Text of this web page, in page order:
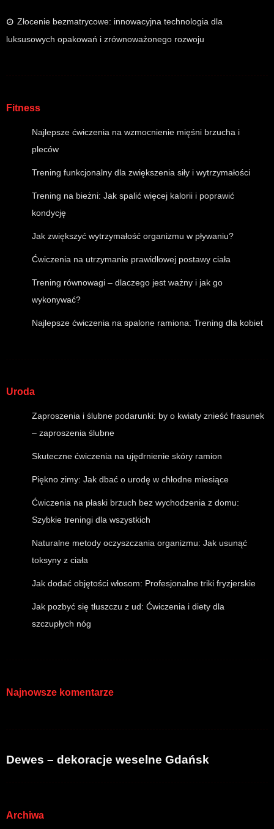
Złocenie bezmatrycowe: innowacyjna technologia dla
luksusowych opakowań i zrównoważonego rozwoju
Fitness
Najlepsze ćwiczenia na wzmocnienie mięśni brzucha i
pleców
Trening funkcjonalny dla zwiększenia siły i wytrzymałości
Trening na bieżni: Jak spalić więcej kalorii i poprawić
kondycję
Jak zwiększyć wytrzymałość organizmu w pływaniu?
Ćwiczenia na utrzymanie prawidłowej postawy ciała
Trening równowagi – dlaczego jest ważny i jak go
wykonywać?
Najlepsze ćwiczenia na spalone ramiona: Trening dla kobiet
Uroda
Zaproszenia i ślubne podarunki: by o kwiaty znieść frasunek
– zaproszenia ślubne
Skuteczne ćwiczenia na ujędrnienie skóry ramion
Piękno zimy: Jak dbać o urodę w chłodne miesiące
Ćwiczenia na płaski brzuch bez wychodzenia z domu:
Szybkie treningi dla wszystkich
Naturalne metody oczyszczania organizmu: Jak usunąć
toksyny z ciała
Jak dodać objętości włosom: Profesjonalne triki fryzjerskie
Jak pozbyć się tłuszczu z ud: Ćwiczenia i diety dla
szczupłych nóg
Najnowsze komentarze
Dewes – dekoracje weselne Gdańsk
Archiwa